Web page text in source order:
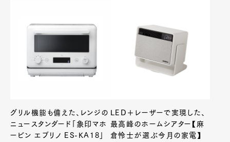
グリル機能も備えた、レンジの
ニュースタンダード「象印マホ
ービン エブリノ ES-KA18」
LED＋レーザーで実現した、
最高峰のホームシアター【麻
倉怜士が選ぶ今月の家電】